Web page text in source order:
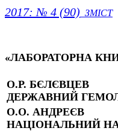
2017: № 4 (90) ЗМІСТ
«ЛАБОРАТОРНА
О.Р. БЄЛЄВЦЕВ
ДЕРЖАВНИЙ
О.О. АНДРЕЄВ
НАЦІОНАЛЬНИЙ